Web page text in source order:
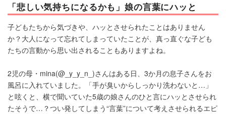
「悲しい気持ちになるかも」娘の言葉にハッと
子どもたちから気づきや、ハッとさせられたことはありません
か？大人になって忘れてしまっていたことが、真っ直ぐな子ども
たちの言動から思い出されることもありますよね。
2児の母・mina(@_y_y_n_)さんはある日、3か月の息子さんをお
風呂に入れていました。「手が臭いからしっかり洗わないと…」
と呟くと、横で聞いていた5歳の娘さんのひと言にハッとさせられ
たそうで…？つい発してしまう“言葉”について考えさせられるエピ